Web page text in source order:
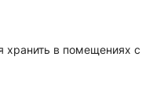
хранить в помещениях с